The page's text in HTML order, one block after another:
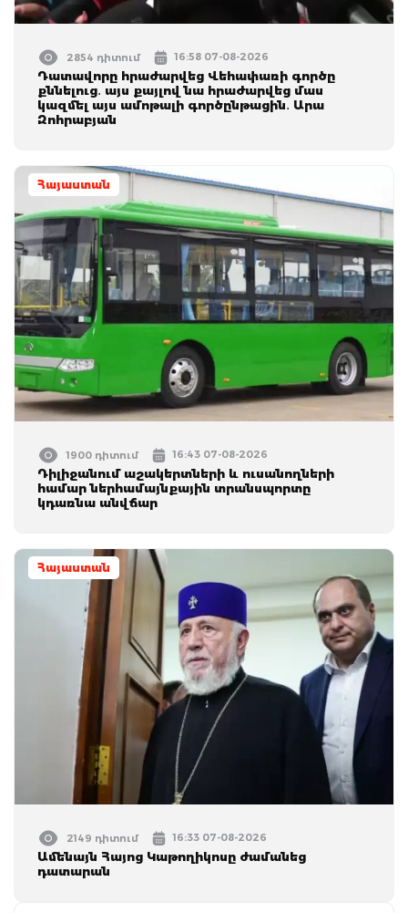
2854 դիտում 16:58 07-08-2026
Դատավորը հրաժարվեց Վեհափառի գործը
քննելուց․ այս քայլով նա հրաժարվեց մաս
կազմել այս ամոթալի գործընթացին․ Արա
Զոհրաբյան
Հայաստան
1900 դիտում 16:43 07-08-2026
Դիլիջանում աշակերտների և ուսանողների
համար ներհամայնքային տրանսպորտը
կդառնա անվճար
Հայաստան
2149 դիտում 16:33 07-08-2026
Ամենայն Հայոց Կաթողիկոսը ժամանեց
դատարան